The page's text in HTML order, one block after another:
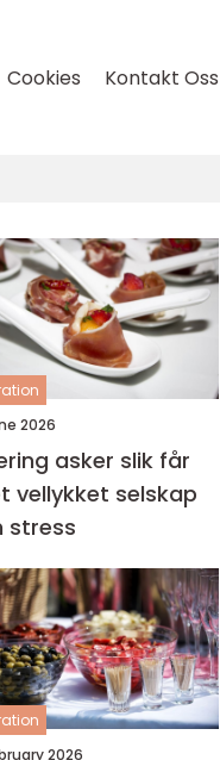
Cookies Kontakt Oss
2026
asker slik får
vellykket selskap
stress
2026